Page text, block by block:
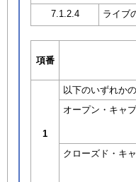
7.1.2.4
ライブ
項番
1
以下のいずれか
オープン・キャ
クローズド・キ